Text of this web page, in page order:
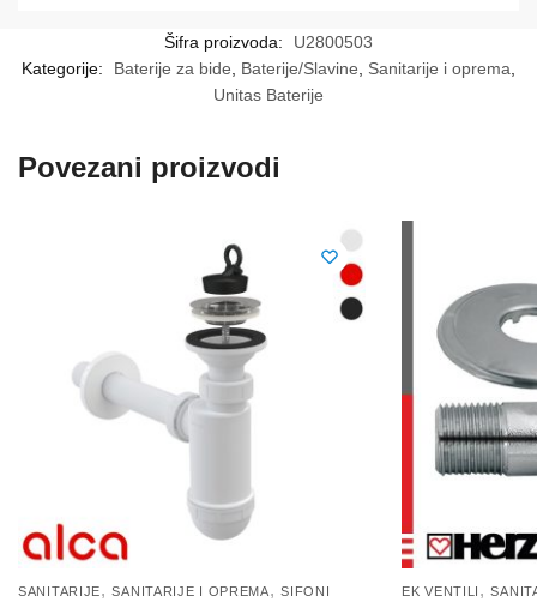
Šifra proizvoda:
U2800503
Kategorije:
Baterije za bide Baterije/Slavine Sanitarije i oprema
Unitas Baterije
Povezani proizvodi
SANITARIJE,SANITARIJE I OPREMA,SIFONI EK VENTILI ,